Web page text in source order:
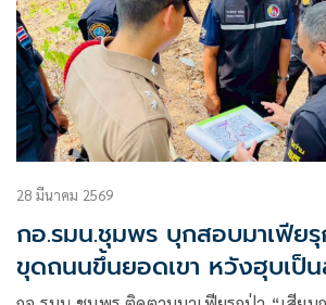
28 มีนาคม 2569
กอ.รมน.ชุมพร บุกสอบมาเฟีย
ขุดถนนขึ้นยอดเขา หวังฮุบเป็